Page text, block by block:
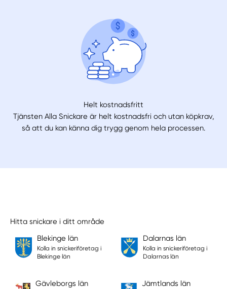
Helt kostnadsfritt
Tjänsten Alla Snickare är helt kostnadsfri och utan köpkrav,
så att du kan känna dig trygg genom hela processen.
Hitta snickare i ditt område
Blekinge län
Kolla in snickeriföretag i
Blekinge län
Dalarnas län
Kolla in snickeriföretag i
Dalarnas län
Gävleborgs län Jämtlands län